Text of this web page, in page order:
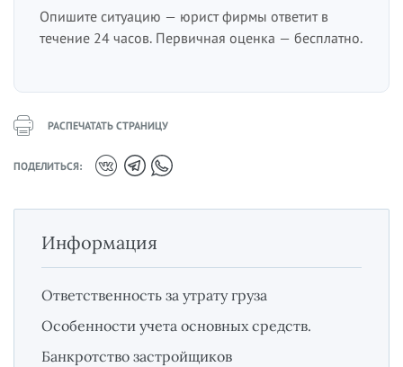
Опишите ситуацию — юрист фирмы ответит в
течение 24 часов. Первичная оценка — бесплатно.
РАСПЕЧАТАТЬ СТРАНИЦУ
ПОДЕЛИТЬСЯ:
Информация
Ответственность за утрату груза
Особенности учета основных средств.
Банкротство застройщиков